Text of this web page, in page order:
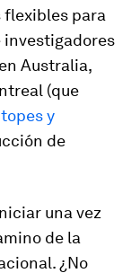
flexibles para
investigadores
Australia,
(que
y
de
una vez
de la
¿No